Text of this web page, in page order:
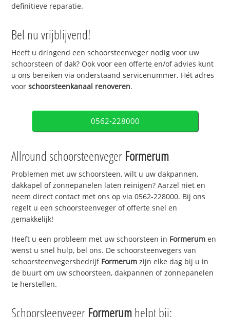
definitieve reparatie.
Bel nu vrijblijvend!
Heeft u dringend een schoorsteenveger nodig voor uw
schoorsteen of dak? Ook voor een offerte en/of advies kunt
u ons bereiken via onderstaand servicenummer. Hét adres
voorschoorsteenkanaal renoveren.
0562-228000
Allround schoorsteenveger Formerum
Problemen met uw schoorsteen, wilt u uw dakpannen,
dakkapel of zonnepanelen laten reinigen? Aarzel niet en
neem direct contact met ons op via 0562-228000. Bij ons
regelt u een schoorsteenveger of offerte snel en
gemakkelijk!
Heeft u een probleem met uw schoorsteen in Formerum en
wenst u snel hulp, bel ons. De schoorsteenvegers van
schoorsteenvegersbedrijf Formerum zijn elke dag bij u in
de buurt om uw schoorsteen, dakpannen of zonnepanelen
te herstellen.
Schoorsteenveger Formerumhelpt bij: